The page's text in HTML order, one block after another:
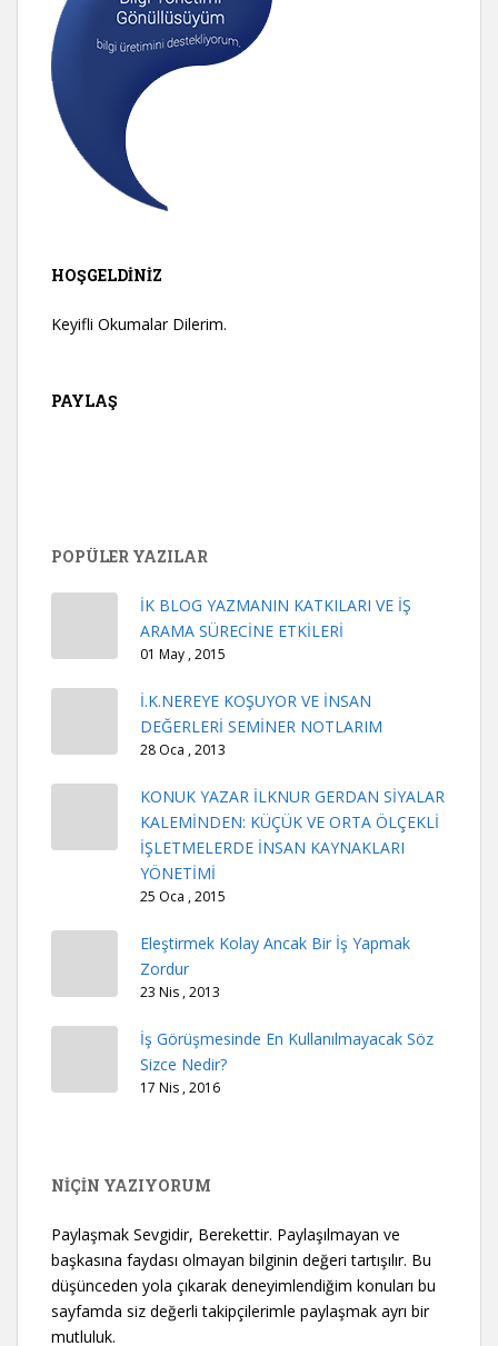
HOŞGELDINIZ
Keyifli Okumalar Dilerim.
PAYLAŞ
POPÜLER YAZILAR
İK BLOG YAZMANIN KATKILARI VE İŞ
ARAMA SÜRECİNE ETKİLERİ
01 May , 2015
İ.K.NEREYE KOŞUYOR VE İNSAN
DEĞERLERİ SEMİNER NOTLARIM
28 Oca , 2013
KONUK YAZAR İLKNUR GERDAN SİYALAR
KALEMİNDEN: KÜÇÜK VE ORTA ÖLÇEKLİ
İŞLETMELERDE İNSAN KAYNAKLARI
YÖNETİMİ
25 Oca , 2015
Eleştirmek Kolay Ancak Bir İş Yapmak
Zordur
23 Nis , 2013
İş Görüşmesinde En Kullanılmayacak Söz
Sizce Nedir?
17 Nis , 2016
NİÇİN YAZIYORUM
Paylaşmak Sevgidir, Berekettir. Paylaşılmayan ve
başkasına faydası olmayan bilginin değeri tartışılır. Bu
düşünceden yola çıkarak deneyimlendiğim konuları bu
sayfamda siz değerli takipçilerimle paylaşmak ayrı bir
mutluluk.